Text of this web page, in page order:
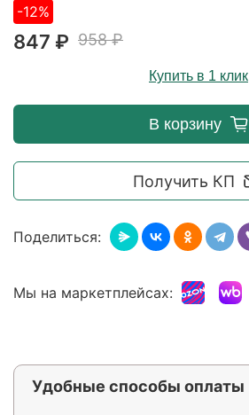
-12%
847 ₽ 958 ₽
Купить в 1 клик
Получить КП
В корзину
Поделиться:
Мы на маркетплейсах:
Удобные способы оплаты